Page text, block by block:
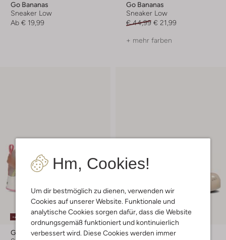
Hm, Cookies!
Um dir bestmöglich zu dienen, verwenden wir
Cookies auf unserer Website. Funktionale und
analytische Cookies sorgen dafür, dass die Website
ordnungsgemäß funktioniert und kontinuierlich
verbessert wird. Diese Cookies werden immer
Go Bananas
Sneaker Low
Ab € 19,99
Go Bananas
Sneaker Low
€ 44,99 € 21,99
+ mehr farben
-40%
Go Bananas
Letzter Artikel
-50%
Go Bananas